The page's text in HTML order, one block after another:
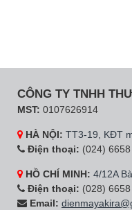
CÔNG TY TNHH
MST: 0107626914
HÀ NỘI: TT3-19, KĐT
Điện thoại: (024)
HỒ CHÍ MINH: 4/12A
Điện thoại: (028)
Email: